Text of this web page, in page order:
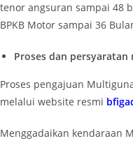
tenor angsuran sampai 48
BPKB Motor sampai 36
Proses dan persyaratan
Proses pengajuan
melalui website resmi
Menggadaikan kendaraan